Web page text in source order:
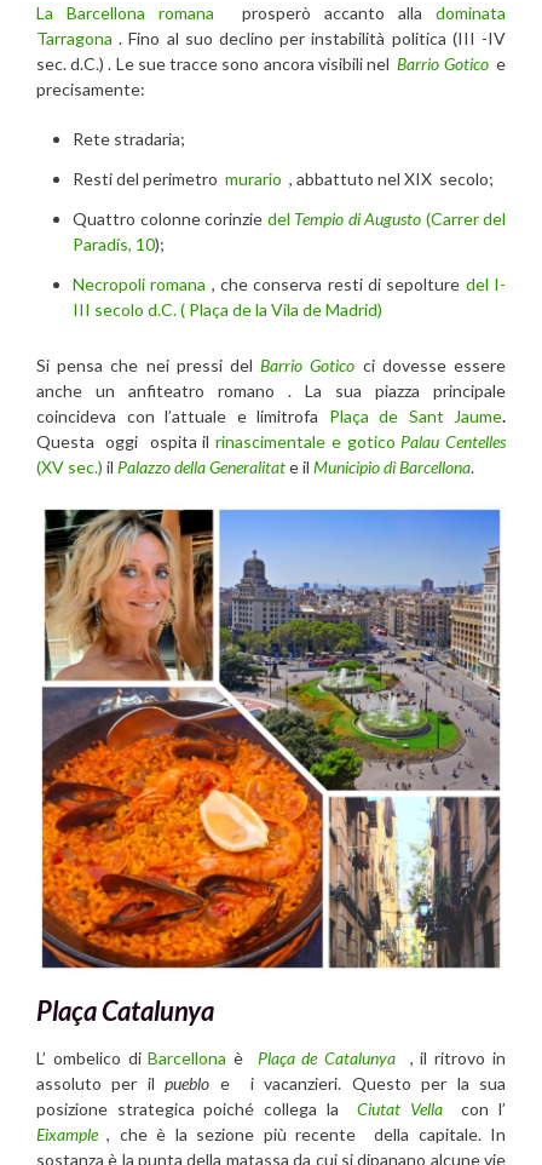
La Barcellona romana prosperò accanto alladominata
Tarragona . Fino al suo declino per instabilità politica (III -IV
sec. d.C.) . Le sue tracce sono ancora visibili nelBarrio Goticoe
precisamente:
Rete stradaria;
Resti del perimetro murario , abbattuto nel XIX secolo;
Quattro colonne corinzie del Tempio di Augusto (Carrer del
Paradís, 10);
Necropoli romana , che conserva resti di sepolture del I-
III secolo d.C. ( Plaça de la Vila de Madrid)
Si pensa che nei pressi delBarrio Gotico ci dovesse essere
anche un anfiteatro romano . La sua piazza principale
coincideva con l’attuale e limitrofa Plaça de Sant Jaume.
Questa oggi ospita ilrinascimentale e gotico Palau Centelles
(XV sec.) il Palazzo della Generalitate il Municipio di Barcellona.
Plaça Catalunya
L’ ombelico diBarcellona è Plaça de Catalunya
, il ritrovo in
assoluto per ilpueblo e i vacanzieri. Questo per la sua
posizione strategica poiché collega laCiutat Vella
con l’
Eixample, che è la sezione più recente della capitale. In
sostanza è la punta della matassa da cui si dipanano alcune vie